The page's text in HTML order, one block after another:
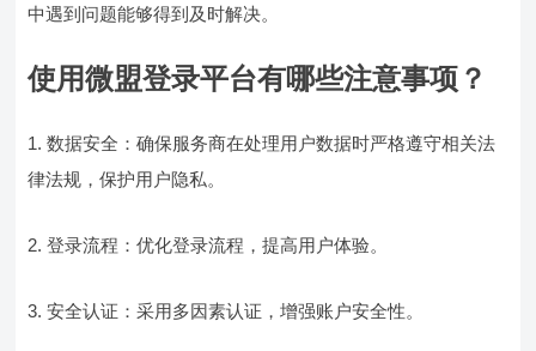
中遇到问题能够得到及时解决。
使用微盟登录平台有哪些注意事项？
1. 数据安全：确保服务商在处理用户数据时严格遵守相关法
律法规，保护用户隐私。
2. 登录流程：优化登录流程，提高用户体验。
3. 安全认证：采用多因素认证，增强账户安全性。